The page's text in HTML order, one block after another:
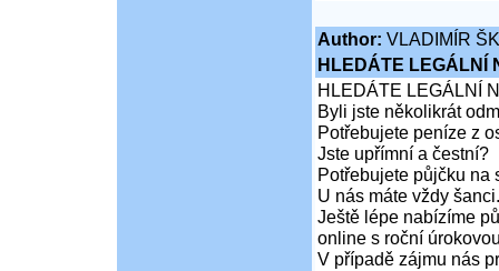
Author: VLADIMÍR
HLEDÁTE LEGÁLNÍ
HLEDÁTE LEGÁLNÍ
Byli jste několikrát
Potřebujete peníze z
Jste upřímní a čestní?
Potřebujete půjčku na
U nás máte vždy šanci.
Ještě lépe nabízíme
online s roční
V případě zájmu nás